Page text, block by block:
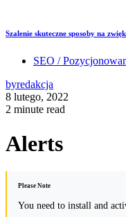
Szalenie skuteczne sposoby na
SEO /
byredakcja
8 lutego, 2022
2 minute read
Alerts
Please Note
You need to install and